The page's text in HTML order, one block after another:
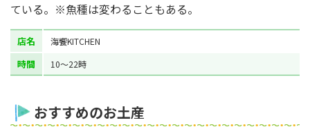
ている。※魚種は変わることもある。
店名 海饗KITCHEN
時間 10～22時
おすすめのお土産